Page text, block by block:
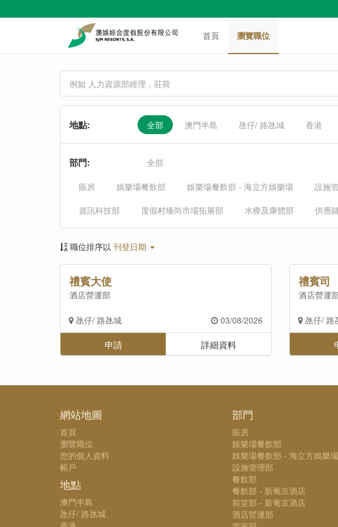
首頁 瀏覽職位
地點: 全部 澳門半島 氹仔/ 路氹城 香港
部門: 全部
賬房 娛樂場餐飲部 娛樂場餐飲部 - 海立方娛樂場 設施
資訊科技部
度假村臻尚市場拓展部 水療及康體部 供應
職位排序以 刊登日期
禮賓大使
酒店營運部
氹仔/ 路氹城 03/08/2026
申請 詳細資料
禮賓司
酒店營運
氹仔/ 路
網站地圖
首頁
瀏覽職位
您的個人資料
帳戶
地點
澳門半島
氹仔/ 路氹城
部門
賬房
娛樂場餐飲部
娛樂場餐飲部 - 海立方娛樂場
設施管理部
餐飲部
餐飲部 - 新葡京酒店
前堂部 - 新葡京酒店
酒店營運部